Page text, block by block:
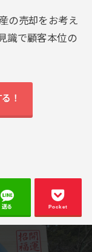
の売却をお考え
識で顧客本位の
！
送る Pocket